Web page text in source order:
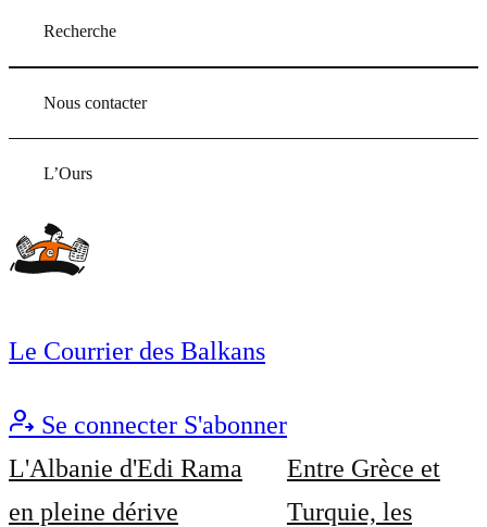
Recherche
Nous contacter
L’Ours
Le Courrier des Balkans
Se connecter S'abonner
L'Albanie d'Edi Rama
en pleine dérive
Entre Grèce et
Turquie, les